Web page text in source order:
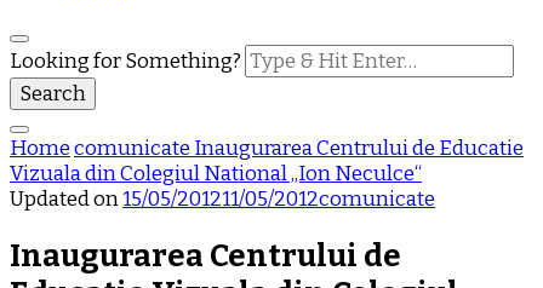
Looking for Something?
Homecomunicate Inaugurarea Centrului de Educatie
Vizuala din Colegiul National „Ion Neculce“
Updated on15/05/201211/05/2012comunicate
Inaugurarea Centrului de